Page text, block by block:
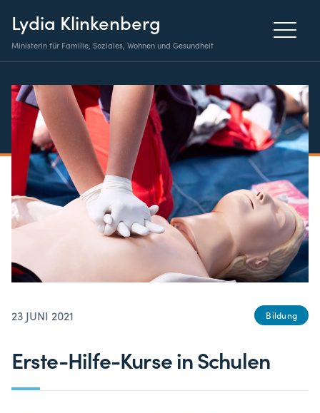
Lydia Klinkenberg
Ministerin für Familie, Soziales, Wohnen und Gesundheit
23 JUNI 2021 Bildung
Erste-Hilfe-Kurse in Schulen